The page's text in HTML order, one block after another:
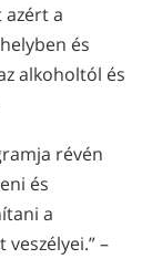
azért a
és
alkoholtól és
révén
és
a
–